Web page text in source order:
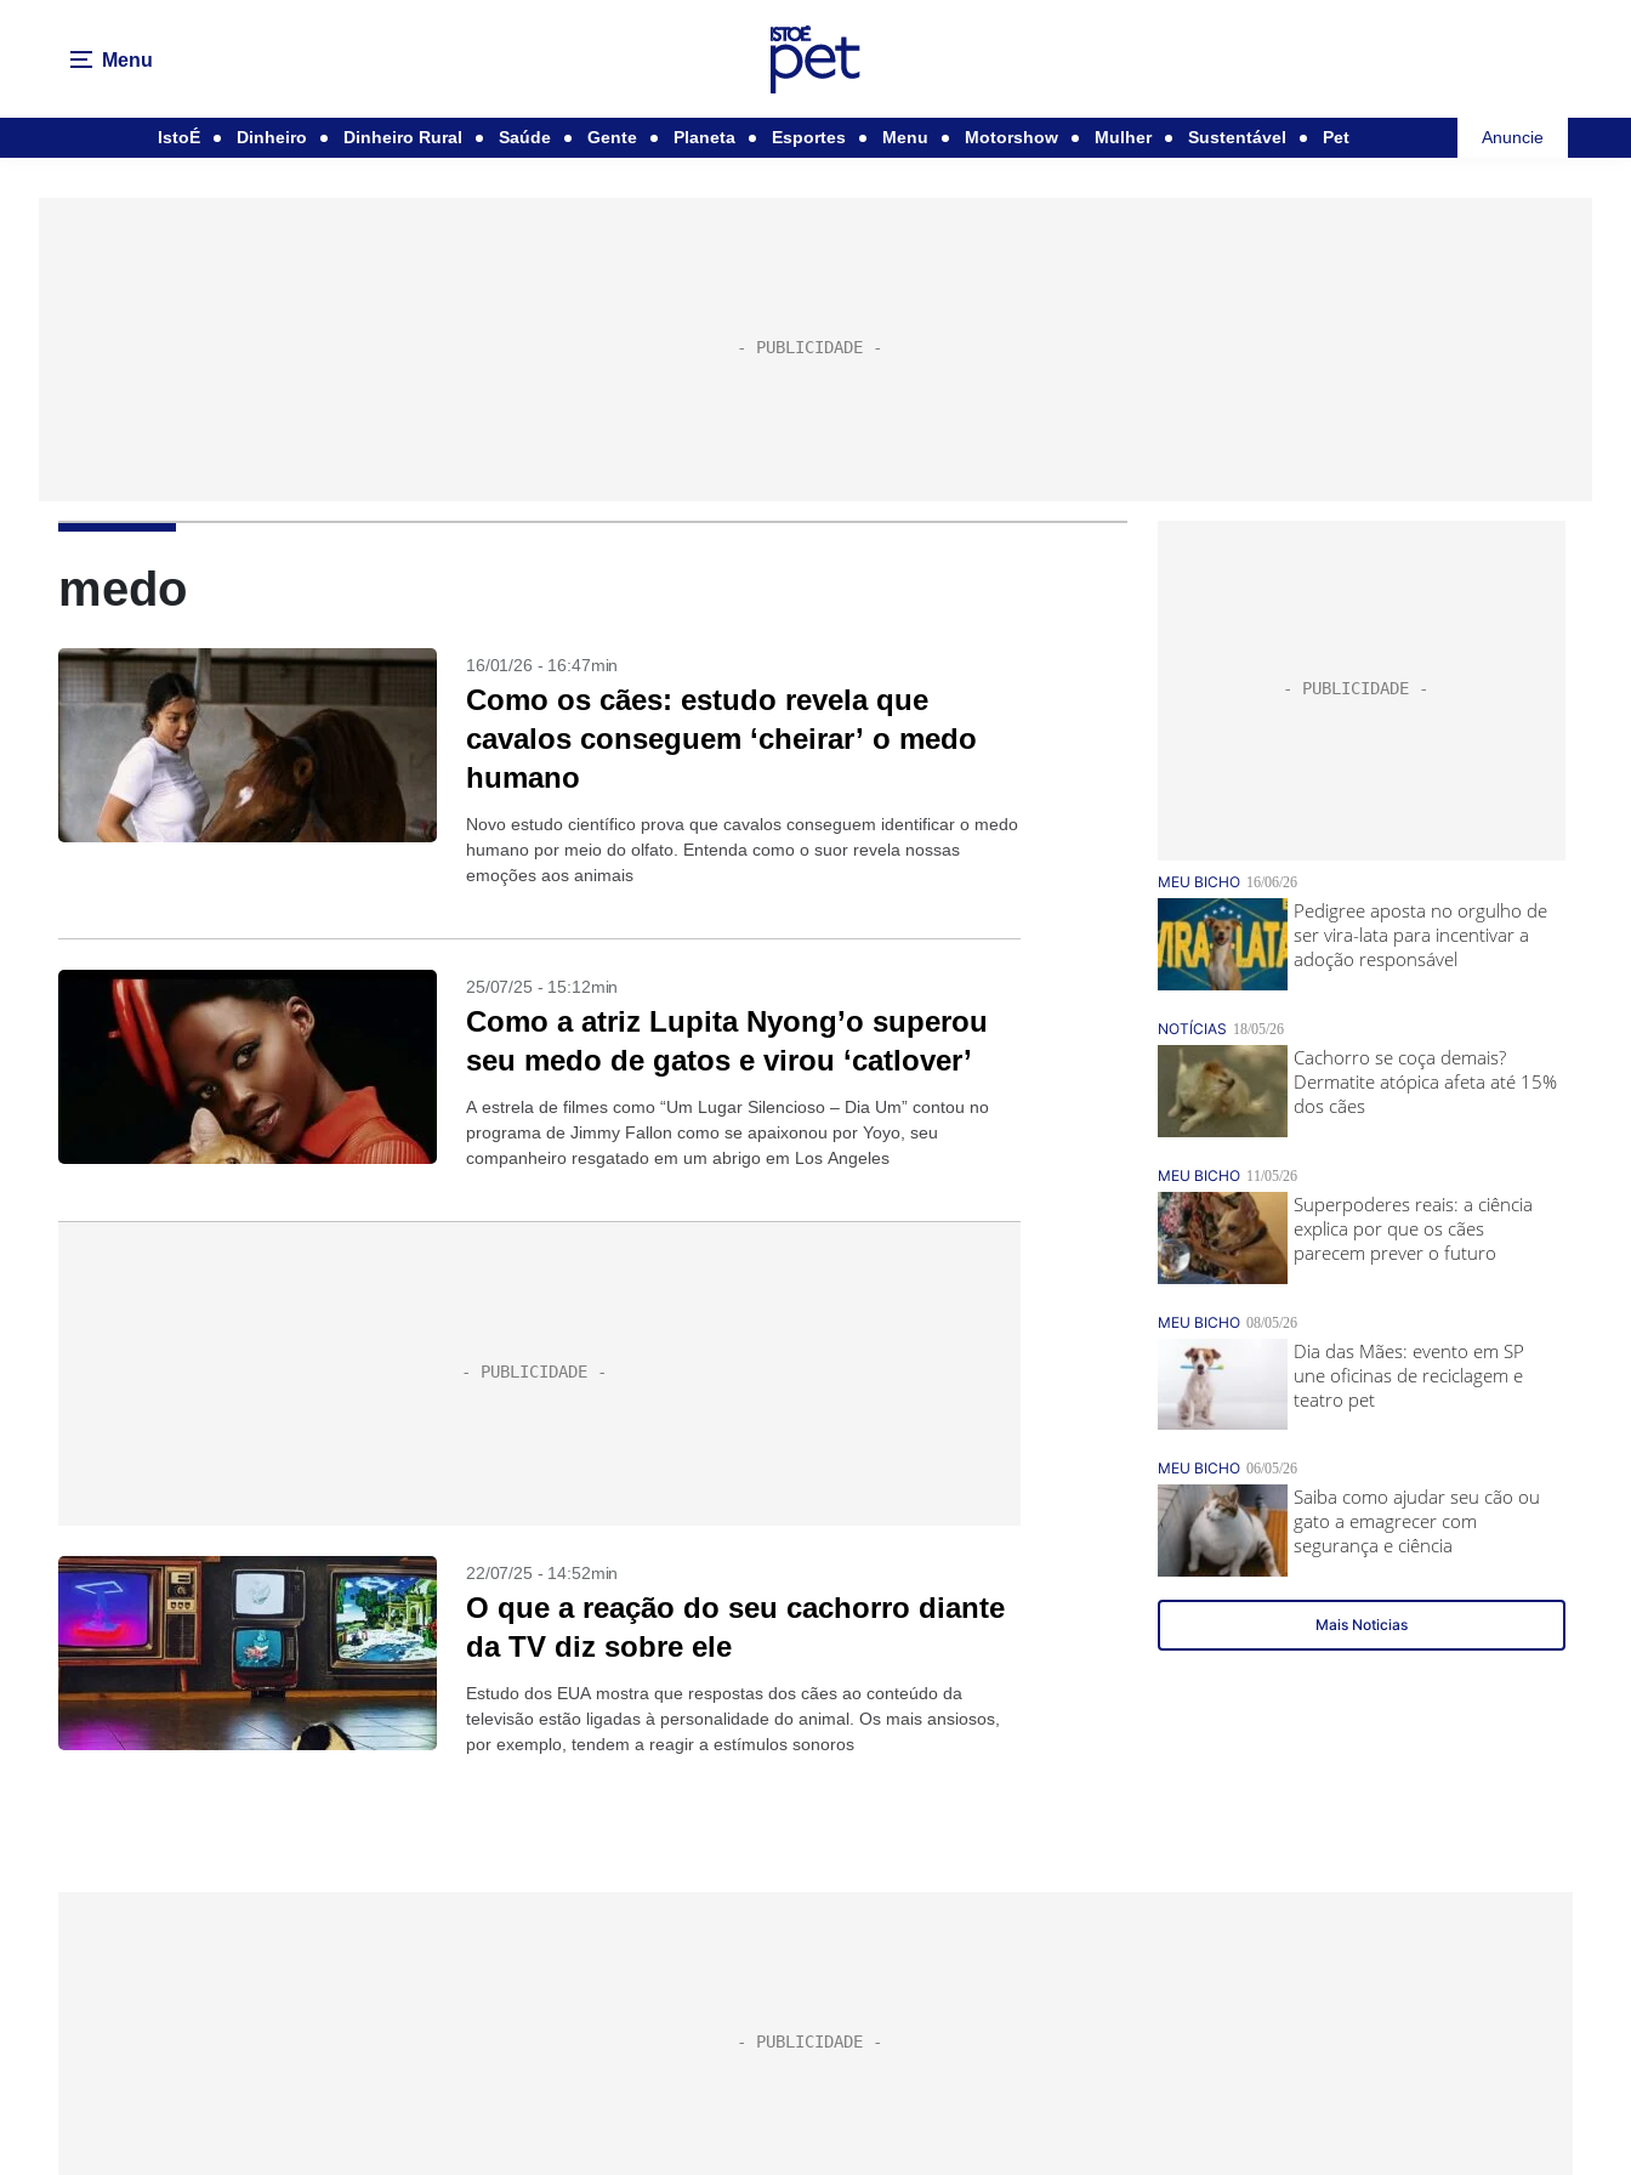
Menu
IstoÉ Dinheiro Dinheiro Rural Saúde Gente Planeta Esportes Menu Motorshow Mulher Sustentável Pet Anuncie
medo
16/01/26 - 16:47min
Como os cães: estudo revela que
cavalos conseguem ‘cheirar’ o medo
humano
Novo estudo científico prova que cavalos conseguem identificar o medo
humano por meio do olfato. Entenda como o suor revela nossas
emoções aos animais
25/07/25 - 15:12min
Como a atriz Lupita Nyong’o superou
seu medo de gatos e virou ‘catlover’
A estrela de filmes como “Um Lugar Silencioso – Dia Um” contou no
programa de Jimmy Fallon como se apaixonou por Yoyo, seu
companheiro resgatado em um abrigo em Los Angeles
22/07/25 - 14:52min
O que a reação do seu cachorro diante
da TV diz sobre ele
Estudo dos EUA mostra que respostas dos cães ao conteúdo da
televisão estão ligadas à personalidade do animal. Os mais ansiosos,
por exemplo, tendem a reagir a estímulos sonoros